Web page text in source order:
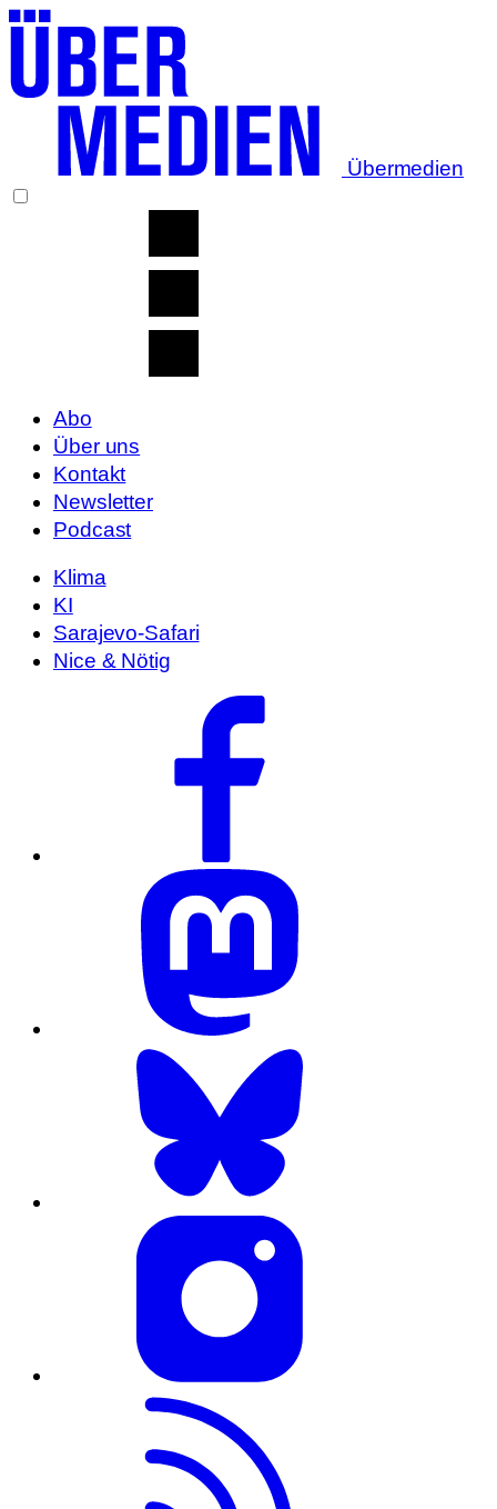
Übermedien
Abo
Über uns
Kontakt
Newsletter
Podcast
Klima
KI
Sarajevo-Safari
Nice & Nötig